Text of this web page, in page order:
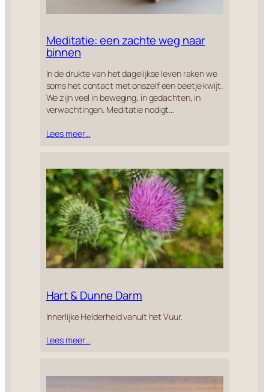
Meditatie: een zachte weg naar
binnen
In de drukte van het dagelijkse leven raken we
soms het contact met onszelf een beetje kwijt.
We zijn veel in beweging, in gedachten, in
verwachtingen. Meditatie nodigt…
Lees meer…
Hart & Dunne Darm
Innerlijke Helderheid vanuit het Vuur.
Lees meer…